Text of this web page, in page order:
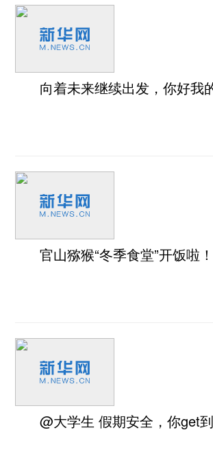
向着未来继续出发，你好我
官山猕猴“冬季食堂”开饭啦！
@大学生 假期安全，你get